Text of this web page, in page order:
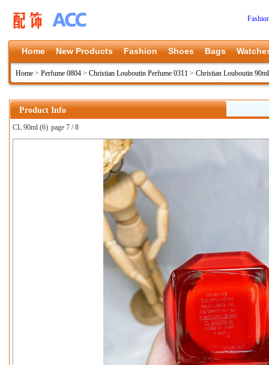
Home New Products Fashion Shoes Bags
Home > Perfume 0804 > Christian Louboutin Perfume 0311 > Christian Louboutin
Product Info
CL 90ml (6) page 7 / 8